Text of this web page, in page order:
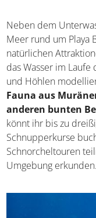
Neben dem
Meer rund um Playa
natürlichen
das Wasser im Laufe
und Höhlen
Fauna aus
anderen bunten
könnt ihr bis zu
Schnupperkurse
Schnorcheltouren
Umgebung erkunden.